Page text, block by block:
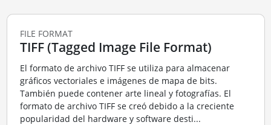
FILE FORMAT
TIFF (Tagged Image File Format)
El formato de archivo TIFF se utiliza para almacenar
gráficos vectoriales e imágenes de mapa de bits.
También puede contener arte lineal y fotografías. El
formato de archivo TIFF se creó debido a la creciente
popularidad del hardware y software desti...